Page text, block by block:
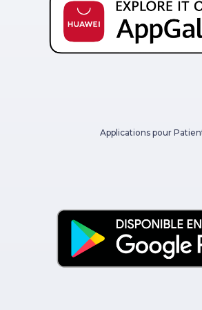
Applications pour